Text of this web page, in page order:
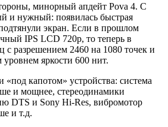
минорный апдейт Pova 4. С
и нужный: появилась быстрая
экран. Если в прошлом
IPS LCD 720p, то теперь в
с разрешением 2460 на 1080 точек и
яркости 600 нит.
капотом» устройства: система
и мощнее, стереодинамики
DTS и Sony Hi-Res, вибромотор
и т.д.